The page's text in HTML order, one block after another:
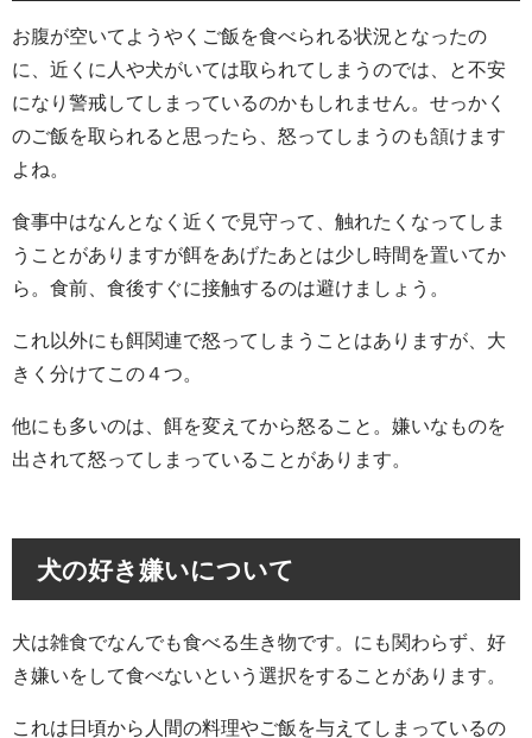
お腹が空いてようやくご飯を食べられる状況となったの
に、近くに人や犬がいては取られてしまうのでは、と不安
になり警戒してしまっているのかもしれません。せっかく
のご飯を取られると思ったら、怒ってしまうのも頷けます
よね。
食事中はなんとなく近くで見守って、触れたくなってしま
うことがありますが餌をあげたあとは少し時間を置いてか
ら。食前、食後すぐに接触するのは避けましょう。
これ以外にも餌関連で怒ってしまうことはありますが、大
きく分けてこの４つ。
他にも多いのは、餌を変えてから怒ること。嫌いなものを
出されて怒ってしまっていることがあります。
犬の好き嫌いについて
犬は雑食でなんでも食べる生き物です。にも関わらず、好
き嫌いをして食べないという選択をすることがあります。
これは日頃から人間の料理やご飯を与えてしまっているの